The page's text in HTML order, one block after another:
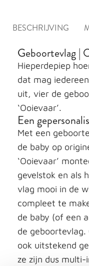
BESCHRIJVING
Geboortevlag |
Hieperdepiep
dat mag
uit, vier de
‘Ooievaar’.
Een
Met een
de baby op
‘Ooievaar’
gevelstok en als
vlag mooi in de
compleet te
de baby (of een
de geboortevlag.
ook uitstekend
ze zijn dus multi-